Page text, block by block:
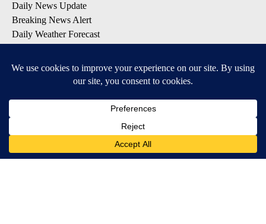
Daily News Update
Breaking News Alert
Daily Weather Forecast
Contests and Promotions
DOWNLOAD OUR APPS
Available for iOS and Android